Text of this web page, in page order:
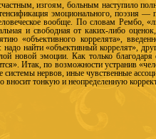
изгоям, больным наступило
эмоционального, поэзия —
вообще. По словам Рембо,
и свободная от каких-либо
«объективного коррелята»,
найти «объективный коррелят»,
новой эмоции. Как только
Итак, по возможности устранив
системы нервов, иные чувственные
тонкую и неопределенную